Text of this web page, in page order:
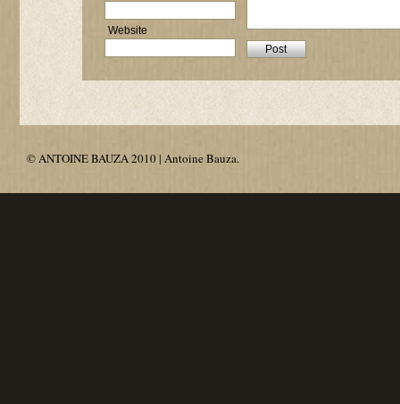
Website
© ANTOINE BAUZA 2010 | Antoine Bauza.